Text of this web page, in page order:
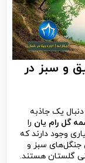
و سبز در
یک جاذبه
گل رام یان را
وجود دارند که
جنگل‌های سبز و
گلستان هستند.